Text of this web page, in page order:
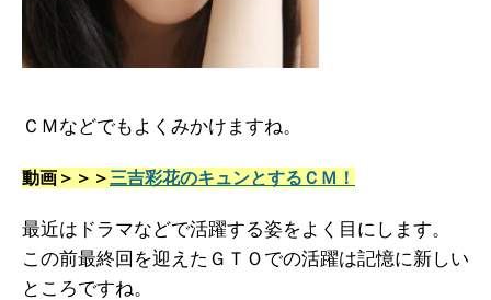
ＣＭなどでもよくみかけますね。
動画＞＞＞ 三吉彩花のキュンとするＣＭ！
最近はドラマなどで活躍する姿をよく目にします。
この前最終回を迎えたＧＴＯでの活躍は記憶に新しい
ところですね。